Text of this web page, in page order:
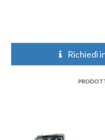
Richiedi